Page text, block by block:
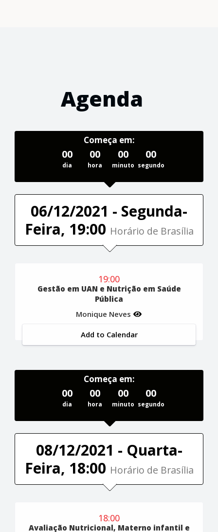
Agenda
Começa em:
00
dia
00
hora
00
minuto
00
segundo
06/12/2021 - Segunda-
Feira, 19:00 Horário de Brasília
19:00
Gestão em UAN e Nutrição em Saúde
Pública
Monique Neves
Add to Calendar
Começa em:
00
dia
00
hora
00
minuto
00
segundo
08/12/2021 - Quarta-
Feira, 18:00 Horário de Brasília
18:00
Avaliação Nutricional, Materno infantil e